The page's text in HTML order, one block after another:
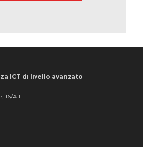
ICT di livello avanzato
16/A I